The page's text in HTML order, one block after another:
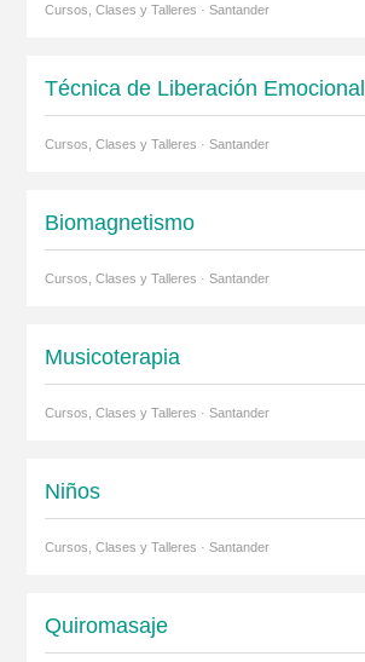
Cursos, Clases y Talleres · Santander
Técnica de Liberación Emocional
Cursos, Clases y Talleres · Santander
Biomagnetismo
Cursos, Clases y Talleres · Santander
Musicoterapia
Cursos, Clases y Talleres · Santander
Niños
Cursos, Clases y Talleres · Santander
Quiromasaje